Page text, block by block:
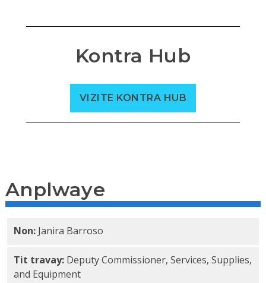
Kontra Hub
VIZITE KONTRA HUB
Anplwaye
Non: Janira Barroso
Tit travay: Deputy Commissioner, Services, Supplies,
and Equipment